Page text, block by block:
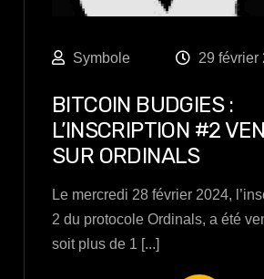
Symbole 29 février
BITCOIN BUDGIES :
L’INSCRIPTION #2
SUR ORDINALS
Le mercredi 28 février 2024,
2 du protocole Ordinals, a été
soit plus de 1 [...]